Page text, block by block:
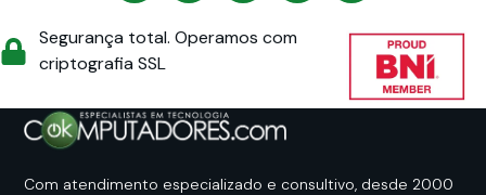
Segurança total. Operamos com
criptografia SSL
Com atendimento especializado e consultivo, desde 2000